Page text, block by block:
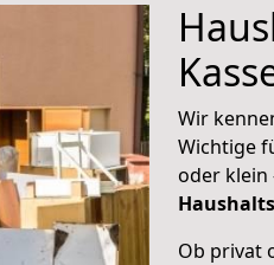
Wir
Wichtige
oder klein
Ob privat